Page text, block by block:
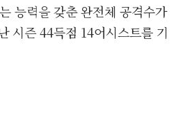
능력을 갖춘 완전체 공격수가
시즌 44득점 14어시스트를 기